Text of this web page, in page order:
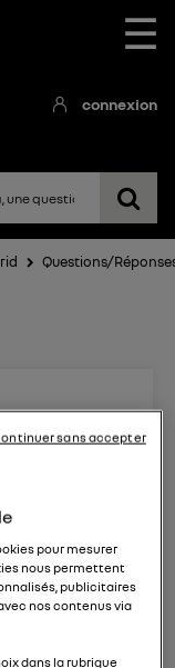
☰
connexion
Questions/
hybrid
Tech full hybrid
pour mesurer
nous permettent
publicitaires
nos contenus via
dans la rubrique
sans accepter